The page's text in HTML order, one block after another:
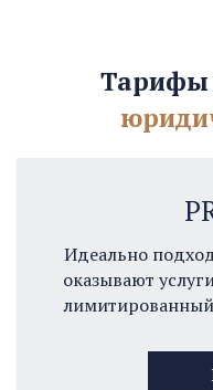
Тарифы
Идеально
оказывают